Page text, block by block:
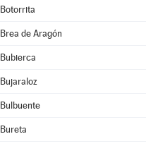
Botorrita
Brea de Aragón
Bubierca
Bujaraloz
Bulbuente
Bureta